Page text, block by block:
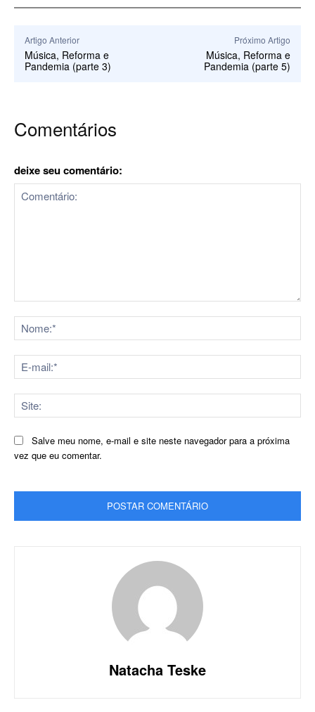
Artigo Anterior
Música, Reforma e
Pandemia (parte 3)
Próximo Artigo
Música, Reforma e
Pandemia (parte 5)
Comentários
deixe seu comentário:
Salve meu nome, e-mail e site neste navegador para a próxima
vez que eu comentar.
Natacha Teske